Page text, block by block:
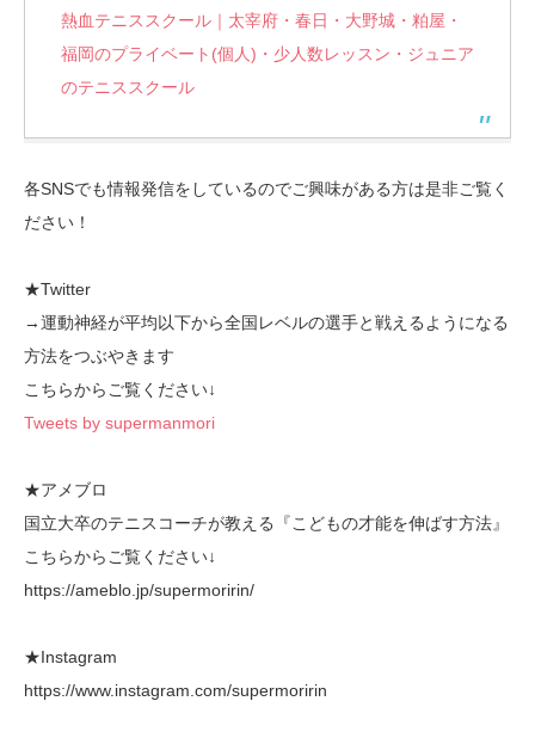
熱血テニススクール｜太宰府・春日・大野城・粕屋・
福岡のプライベート(個人)・少人数レッスン・ジュニア
のテニススクール
各SNSでも情報発信をしているのでご興味がある方は是非ご覧く
ださい！
★Twitter
→運動神経が平均以下から全国レベルの選手と戦えるようになる
方法をつぶやきます
こちらからご覧ください↓
Tweets by supermanmori
★アメブロ
国立大卒のテニスコーチが教える『こどもの才能を伸ばす方法』
こちらからご覧ください↓
https://ameblo.jp/supermoririn/
★Instagram
https://www.instagram.com/supermoririn